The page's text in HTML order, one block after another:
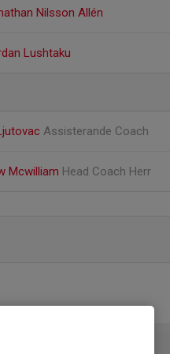
Nilsson Allén
Lushtaku
Assisterande Coach
Mcwilliam Head Coach Herr